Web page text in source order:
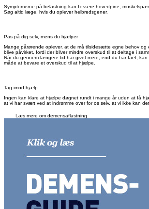
Symptomerne på belastning kan fx være hovedpine,
Søg altid læge, hvis du oplever helbredsgener.
Pas på dig selv, mens du hjælper
Mange pårørende oplever, at de må tilsidesætte egne behov
blive påvirket, fordi der bliver mindre overskud til at deltage i
Når du gennem længere tid har givet mere, end du har fået,
måde at bevare et overskud til at hjælpe.
Tag imod hjælp
Ingen kan klare at hjælpe døgnet rundt i mange år uden at få
at vi har svært ved at indrømme over for os selv, at vi ikke kan
Læs mere om demensaflastning